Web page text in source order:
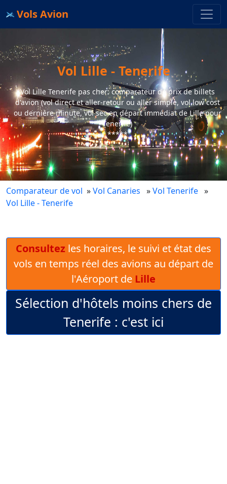
Vols Avion
Vol Lille - Tenerife
Vol Lille Tenerife pas cher: comparateur de prix de billets
d'avion (vol direct et aller-retour ou aller simple, vol low cost
ou dernière minute, vol sec en départ immédiat de Lille pour
Tenerife)
*****
Comparateur de vol »Vol Canaries »Vol Tenerife »
Vol Lille - Tenerife
Consultez les horaires, le suivi et état des
vols en temps réel des avions au départ de
l'Aéroport de Lille
Sélection d'hôtels moins chers de
Tenerife : c'est ici